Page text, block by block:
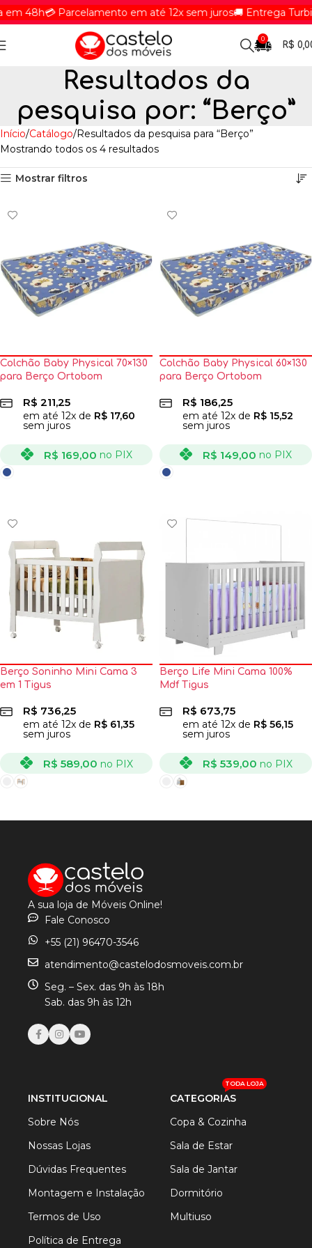
48h💳 Parcelamento em até 12x sem juros🚚 Entrega
0
R$
Resultados da
pesquisa por: “Berço”
Início Catálogo Resultados da pesquisa para “Berço”
Mostrando todos os 4 resultados
Mostrar filtros
Colchão Baby Physical 70×130
para Berço Ortobom
R$ 211,25
em até 12x de R$ 17,60
sem juros
R$ 169,00 no PIX
Colchão Baby Physical 60×130
para Berço Ortobom
R$ 186,25
em até 12x de R$ 15,52
sem juros
R$ 149,00 no PIX
Berço Soninho Mini Cama 3
em 1 Tigus
R$ 736,25
em até 12x de R$ 61,35
sem juros
R$ 589,00 no PIX
Berço Life Mini Cama 100%
Mdf Tigus
R$ 673,75
em até 12x de R$ 56,15
sem juros
R$ 539,00 no PIX
A sua loja de Móveis Online!
Fale Conosco
+55 (21) 96470-3546
atendimento@castelodosmoveis.com.br
Seg. – Sex. das 9h às 18h
Sab. das 9h às 12h
INSTITUCIONAL
Sobre Nós
Nossas Lojas
Dúvidas Frequentes
Montagem e Instalação
Termos de Uso
Política de Entrega
CATEGORIAS
TODA LOJA
Copa & Cozinha
Sala de Estar
Sala de Jantar
Dormitório
Multiuso